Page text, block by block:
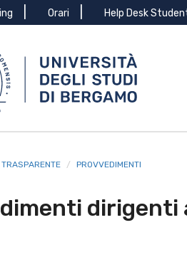
Orari Help Desk
PROVVEDIMENTI